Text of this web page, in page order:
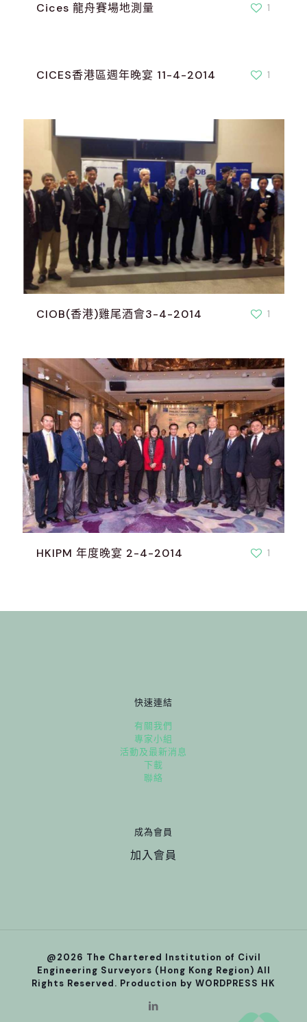
Cices 龍舟賽場地測量 1
CICES香港區週年晚宴 11-4-2014 1
CIOB(香港)雞尾酒會3-4-2014 1
HKIPM 年度晚宴 2-4-2014 1
快速連結
有關我們
專家小組
活動及最新消息
下載
聯絡
成為會員
加入會員
@2026 The Chartered Institution of Civil
Engineering Surveyors (Hong Kong Region) All
Rights Reserved. Production by WORDPRESS HK